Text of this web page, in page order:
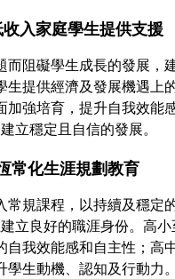
入家庭學生提供支援
而阻礙學生成長的發展，
生提供經濟及發展機遇上
加強培育，提升自我效能
立穩定且自信的發展。
常化生涯規劃教育
常規課程，以持續及穩定
立良好的職涯身份。高
自我效能感和自主性；高
學生動機、認知及行動力。